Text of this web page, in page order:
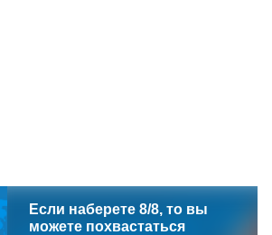
Если наберете 8/8, то вы
можете похвастаться